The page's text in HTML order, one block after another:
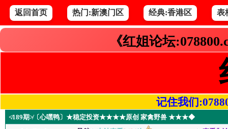
返回首页 热门:新澳门区 经典:香港区 表
《红姐论坛
记住我们
≮189期≯〔心嘿鸭〕★稳定投资★★★★原创 家禽野兽 ★★★◆